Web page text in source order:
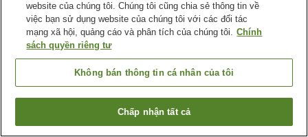
Trang chủ Philippines Miền Trung Luzon
Pampanga
Grand Central Hotel
Tìm phòng trống
website của chúng tôi. Chúng tôi cũng chia sẻ thông tin về
việc bạn sử dụng website của chúng tôi với các đối tác
mạng xã hội, quảng cáo và phân tích của chúng tôi. Chính
sách quyền riêng tư
Không bán thông tin cá nhân của tôi
Chấp nhận tất cả